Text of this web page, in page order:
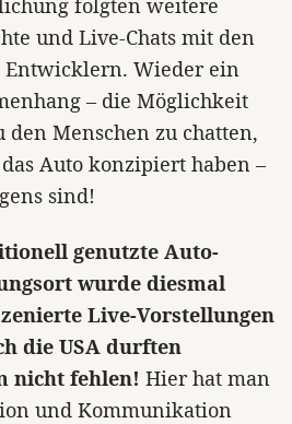
folgten weitere
und Live-Chats mit den
Entwicklern. Wieder ein
– die Möglichkeit
den Menschen zu chatten,
Auto konzipiert haben –
sind!
genutzte Auto-
wurde diesmal
Live-Vorstellungen
die USA durften
nicht fehlen! Hier hat man
und Kommunikation